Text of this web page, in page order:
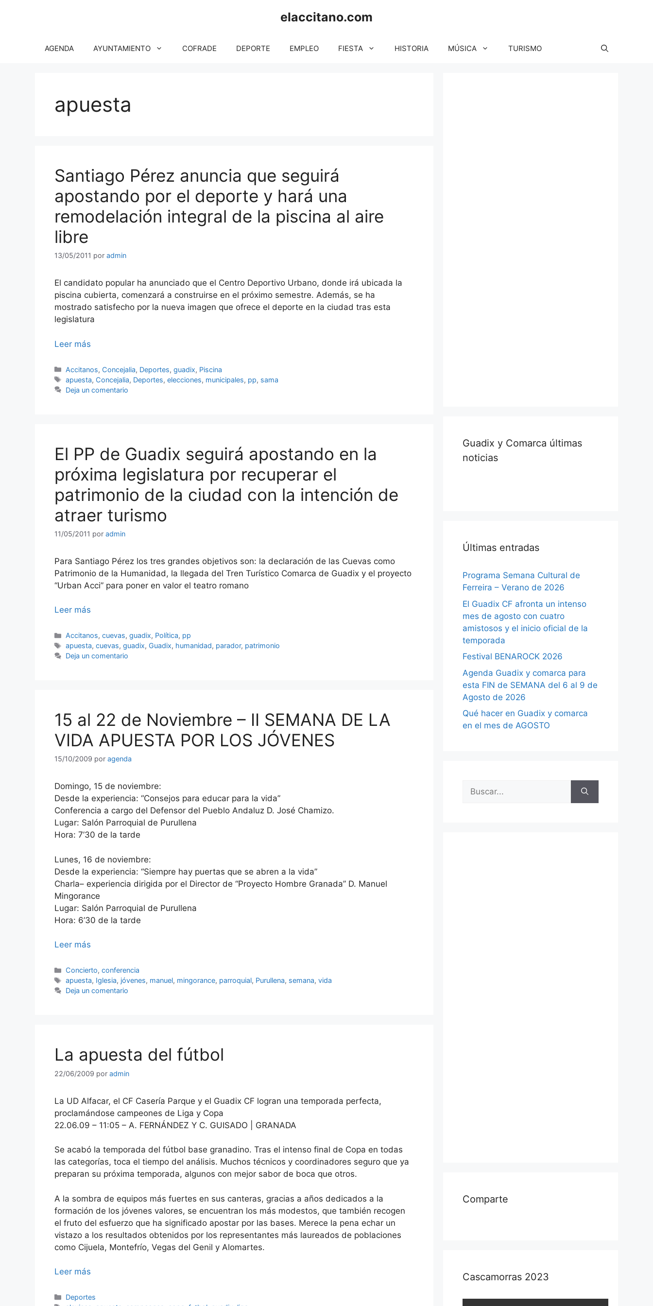
elaccitano.com
AGENDA AYUNTAMIENTO COFRADE DEPORTE EMPLEO FIESTA HISTORIA MÚSICA TURISMO
apuesta
Santiago Pérez anuncia que seguirá
apostando por el deporte y hará una
remodelación integral de la piscina al aire
libre
13/05/2011 por admin
El candidato popular ha anunciado que el Centro Deportivo Urbano, donde irá ubicada la
piscina cubierta, comenzará a construirse en el próximo semestre. Además, se ha
mostrado satisfecho por la nueva imagen que ofrece el deporte en la ciudad tras esta
legislatura
Leer más
Categorías
Accitanos, Concejalia, Deportes,guadix, Piscina
Etiquetas
apuesta, Concejalia, Deportes,elecciones, municipales, pp, sama
Deja un comentario
El PP de Guadix seguirá apostando en la
próxima legislatura por recuperar el
patrimonio de la ciudad con la intención de
atraer turismo
11/05/2011 por admin
Para Santiago Pérez los tres grandes objetivos son: la declaración de las Cuevas como
Patrimonio de la Humanidad, la llegada del Tren Turístico Comarca de Guadix y el proyecto
“Urban Acci” para poner en valor el teatro romano
Leer más
Categorías
Accitanos,cuevas,guadix, Política, pp
Etiquetas
apuesta,cuevas,guadix, Guadix, humanidad, parador, patrimonio
Deja un comentario
15 al 22 de Noviembre – II SEMANA DE LA
VIDA APUESTA POR LOS JÓVENES
15/10/2009 por agenda
Domingo, 15 de noviembre:
Desde la experiencia: “Consejos para educar para la vida”
Conferencia a cargo del Defensor del Pueblo Andaluz D. José Chamizo.
Lugar: Salón Parroquial de Purullena
Hora: 7’30 de la tarde
Lunes, 16 de noviembre:
Desde la experiencia: “Siempre hay puertas que se abren a la vida”
Charla– experiencia dirigida por el Director de “Proyecto Hombre Granada” D. Manuel
Mingorance
Lugar: Salón Parroquial de Purullena
Hora: 6’30 de la tarde
Leer más
Categorías
Concierto,conferencia
Etiquetas
apuesta, Iglesia, jóvenes, manuel, mingorance, parroquial, Purullena, semana,vida
Deja un comentario
La apuesta del fútbol
22/06/2009 por admin
La UD Alfacar, el CF Casería Parque y el Guadix CF logran una temporada perfecta,
proclamándose campeones de Liga y Copa
22.06.09 – 11:05 – A. FERNÁNDEZ Y C. GUISADO | GRANADA
Se acabó la temporada del fútbol base granadino. Tras el intenso final de Copa en todas
las categorías, toca el tiempo del análisis. Muchos técnicos y coordinadores seguro que ya
preparan su próxima temporada, algunos con mejor sabor de boca que otros.
A la sombra de equipos más fuertes en sus canteras, gracias a años dedicados a la
formación de los jóvenes valores, se encuentran los más modestos, que también recogen
el fruto del esfuerzo que ha significado apostar por las bases. Merece la pena echar un
vistazo a los resultados obtenidos por los representantes más laureados de poblaciones
como Cijuela, Montefrío, Vegas del Genil y Alomartes.
Leer más
Categorías
Deportes
Guadix y Comarca últimas
noticias
Últimas entradas
Programa Semana Cultural de
Ferreira – Verano de 2026
El Guadix CF afronta un intenso
mes de agosto con cuatro
amistosos y el inicio oficial de la
temporada
Festival BENAROCK 2026
Agenda Guadix y comarca para
esta FIN de SEMANA del 6 al 9 de
Agosto de 2026
Qué hacer en Guadix y comarca
en el mes de AGOSTO
Buscar:
Comparte
Cascamorras 2023